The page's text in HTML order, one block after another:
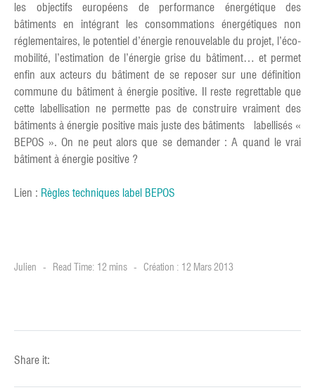
les objectifs européens de performance énergétique des
bâtiments en intégrant les consommations énergétiques non
réglementaires, le potentiel d’énergie renouvelable du projet, l’éco-
mobilité, l’estimation de l’énergie grise du bâtiment… et permet
enfin aux acteurs du bâtiment de se reposer sur une définition
commune du bâtiment à énergie positive. Il reste regrettable que
cette labellisation ne permette pas de construire vraiment des
bâtiments à énergie positive mais juste des bâtiments labellisés «
BEPOS ». On ne peut alors que se demander : A quand le vrai
bâtiment à énergie positive ?
Lien : Règles techniques label BEPOS
Julien Read Time: 12 mins Création : 12 Mars 2013
Share it: